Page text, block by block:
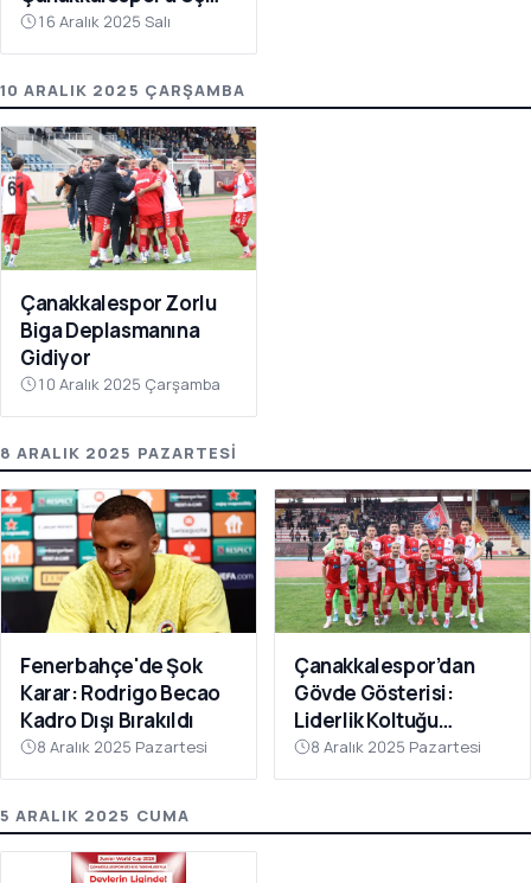
Puanı Getirdi
16 Aralık 2025 Salı
10 ARALIK 2025 ÇARŞAMBA
Çanakkalespor Zorlu
Biga Deplasmanına
Gidiyor
10 Aralık 2025 Çarşamba
8 ARALIK 2025 PAZARTESI
Fenerbahçe'de Şok
Karar: Rodrigo Becao
Kadro Dışı Bırakıldı
8 Aralık 2025 Pazartesi
Çanakkalespor’dan
Gövde Gösterisi:
Liderlik Koltuğu
Bırakılmıyor!
8 Aralık 2025 Pazartesi
5 ARALIK 2025 CUMA